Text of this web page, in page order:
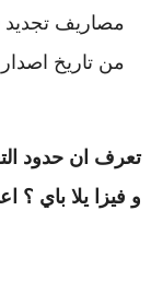
مصاريف تجديد
من تاريخ اصدار
تعرف ان حدود
و فيزا يلا باي ؟